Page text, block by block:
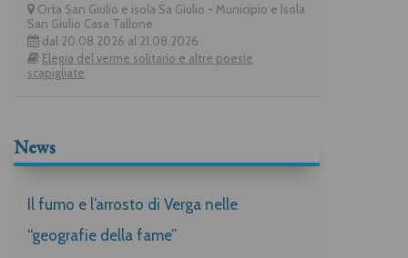
Orta San Giulio e isola Sa Giulio - Municipio e Isola
San Giulio Casa Tallone
dal 20.08.2026 al 21.08.2026
Elegia del verme solitario e altre poesie
scapigliate
News
Il fumo e l’arrosto di Verga nelle
“geografie della fame”